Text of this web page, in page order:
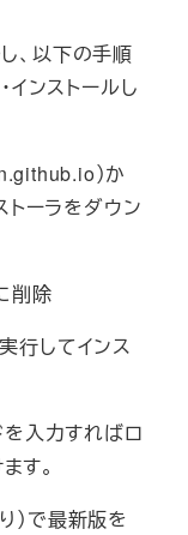
、以下の手順
ンストールし
）か
ーラをダウン
削除
行してインス
を入力すればロ
す。
）で最新版を